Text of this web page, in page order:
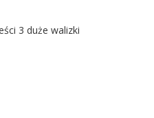
3 duże walizki